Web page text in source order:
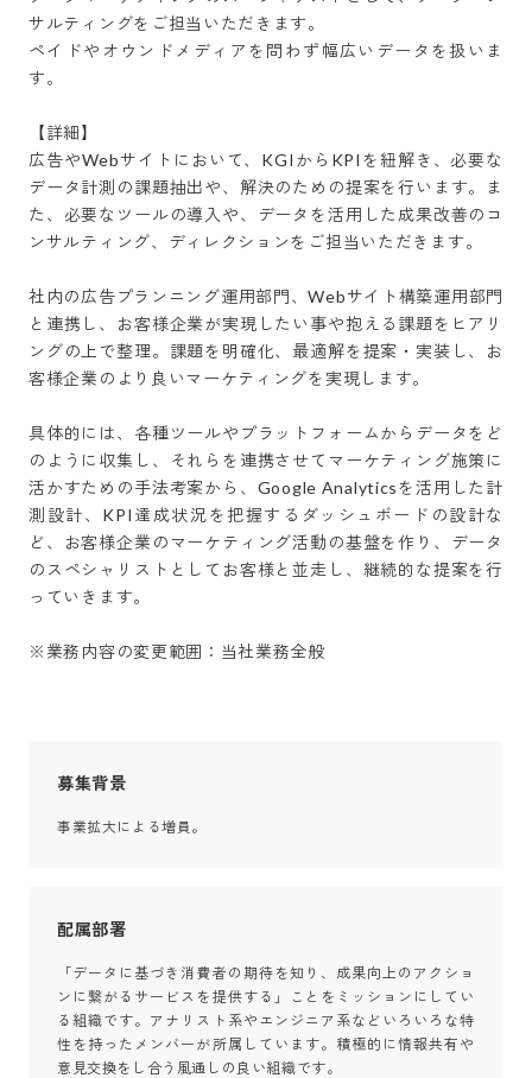
サルティングをご担当いただきます。
ペイドやオウンドメディアを問わず幅広いデータを扱いま
す。
【詳細】
広告やWebサイトにおいて、KGIからKPIを紐解き、必要な
データ計測の課題抽出や、解決のための提案を行います。ま
た、必要なツールの導入や、データを活用した成果改善のコ
ンサルティング、ディレクションをご担当いただきます。
社内の広告プランニング運用部門、Webサイト構築運用部門
と連携し、お客様企業が実現したい事や抱える課題をヒアリ
ングの上で整理。課題を明確化、最適解を提案・実装し、お
客様企業のより良いマーケティングを実現します。
具体的には、各種ツールやプラットフォームからデータをど
のように収集し、それらを連携させてマーケティング施策に
活かすための手法考案から、Google Analyticsを活用した計
測設計、KPI達成状況を把握するダッシュボードの設計な
ど、お客様企業のマーケティング活動の基盤を作り、データ
のスペシャリストとしてお客様と並走し、継続的な提案を行
っていきます。
※業務内容の変更範囲：当社業務全般
募集背景
事業拡大による増員。
配属部署
「データに基づき消費者の期待を知り、成果向上のアクショ
ンに繋がるサービスを提供する」ことをミッションにしてい
る組織です。アナリスト系やエンジニア系などいろいろな特
性を持ったメンバーが所属しています。積極的に情報共有や
意見交換をし合う風通しの良い組織です。